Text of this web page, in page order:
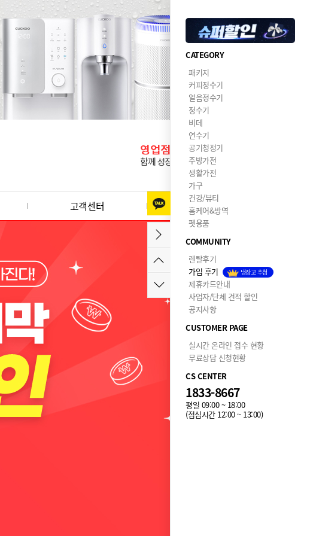
고객센터 이달의혜택
CATEGORY
패키지
커피정수기
얼음정수기
정수기
비데
연수기
공기청정기
주방가전
생활가전
가구
건강/뷰티
홈케어&방역
펫용품
COMMUNITY
렌탈후기
가입 후기
냉장고 추첨
제휴카드안내
사업자/단체 견적 할인
공지사항
CUSTOMER PAGE
실시간 온라인 접수 현황
무료상담 신청현황
CS CENTER
1833-8667
평일 09:00 ~ 18:00
(점심시간 12:00 ~ 13:00)